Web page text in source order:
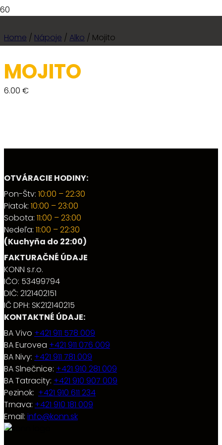
Home / Nápoje / Alko / Mojito
MOJITO
6.00 €
OTVÁRACIE HODINY:
Pon-Štv: 10:00 – 22:30
Piatok: 10:00 – 23:00
Sobota: 11:00 – 23:00
Nedeľa: 11:00 – 22:30
(Kuchyňa do 22:00)
FAKTURAČNÉ ÚDAJE
KONN s.r.o.
IČO: 53499794
DIČ: 2121402151
IČ DPH: SK212140215
KONTAKTNÉ ÚDAJE:
BA Vivo +421 911 578 009
BA Eurovea +421 911 076 009
BA Nivy: +421 911 781 009
BA Slnečnice: +421 910 281 009
BA Tatracity: +421 910 907 009
Pezinok: +421 910 611 234
Trnava: +421 910 181 009
Email: info@konn.sk